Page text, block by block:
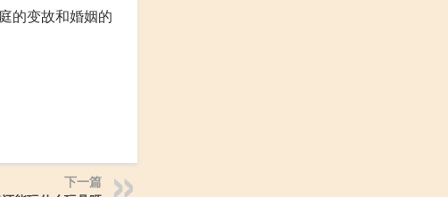
的变故和婚姻的
下一篇